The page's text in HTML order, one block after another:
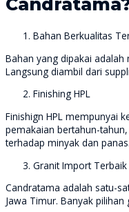
Bahan Berkualitas
Bahan yang dipakai
Langsung diambil dari
Finishing HPL
Finishign HPL mempunyai
pemakaian bertahun-
terhadap minyak dan panas.
Granit Import Terbaik
Candratama adalah satu-
Jawa Timur. Banyak